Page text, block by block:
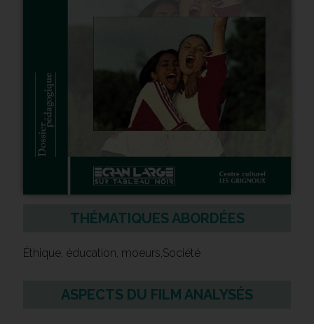
THÉMATIQUES ABORDÉES
Éthique, éducation, moeurs,Société
ASPECTS DU FILM ANALYSÉS